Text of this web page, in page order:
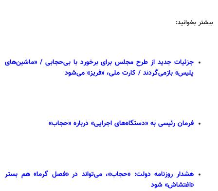
بیشتر بخوانید:
جزئیات جدید از طرح مجلس برای برخورد با بی‌حجابی / «ماشین‌های
پلیس» بازمی‌گردند / کارت ملی، «فریز» می‌شود
فرمان رئیسی به «دستگاه‌های اجرایی» درباره «حجاب»
هشدار روزنامه دولت: «حجاب»، می‌تواند در «فصل گرما» هم بستر
«اغتشاش» شود